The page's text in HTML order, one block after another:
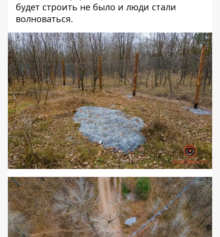
будет строить не было и люди стали
волноваться.